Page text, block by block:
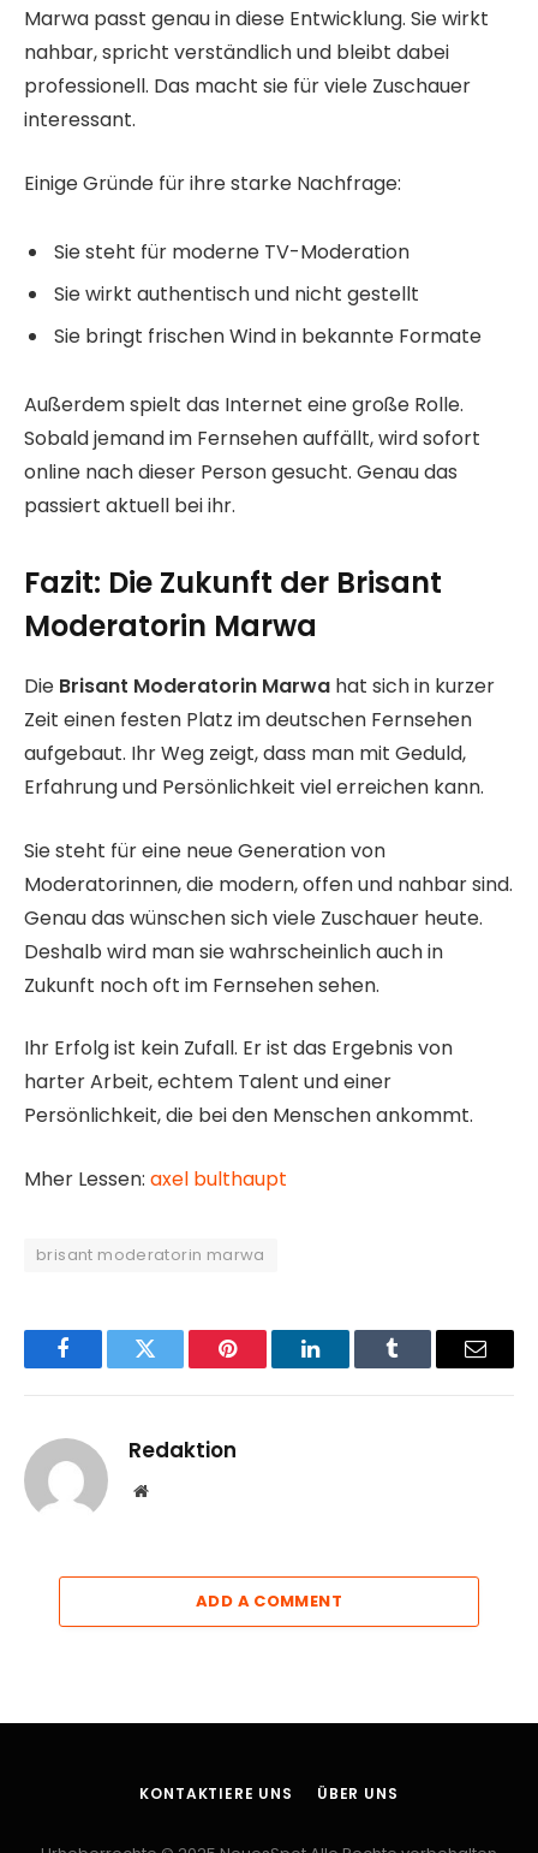
Marwa passt genau in diese Entwicklung. Sie wirkt
nahbar, spricht verständlich und bleibt dabei
professionell. Das macht sie für viele Zuschauer
interessant.
Einige Gründe für ihre starke Nachfrage:
Sie steht für moderne TV-Moderation
Sie wirkt authentisch und nicht gestellt
Sie bringt frischen Wind in bekannte Formate
Außerdem spielt das Internet eine große Rolle.
Sobald jemand im Fernsehen auffällt, wird sofort
online nach dieser Person gesucht. Genau das
passiert aktuell bei ihr.
Fazit: Die Zukunft der Brisant
Moderatorin Marwa
Die Brisant Moderatorin Marwa hat sich in kurzer
Zeit einen festen Platz im deutschen Fernsehen
aufgebaut. Ihr Weg zeigt, dass man mit Geduld,
Erfahrung und Persönlichkeit viel erreichen kann.
Sie steht für eine neue Generation von
Moderatorinnen, die modern, offen und nahbar sind.
Genau das wünschen sich viele Zuschauer heute.
Deshalb wird man sie wahrscheinlich auch in
Zukunft noch oft im Fernsehen sehen.
Ihr Erfolg ist kein Zufall. Er ist das Ergebnis von
harter Arbeit, echtem Talent und einer
Persönlichkeit, die bei den Menschen ankommt.
Mher Lessen: axel bulthaupt
brisant moderatorin marwa
FacebookTwitter Pinterest LinkedInTumblr Email
Redaktion
Website
ADD A COMMENT
KONTAKTIERE UNS ÜBER UNS